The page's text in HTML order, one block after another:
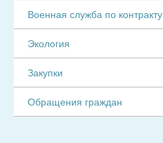
Военная служба по контракту
Экология
Закупки
Обращения граждан